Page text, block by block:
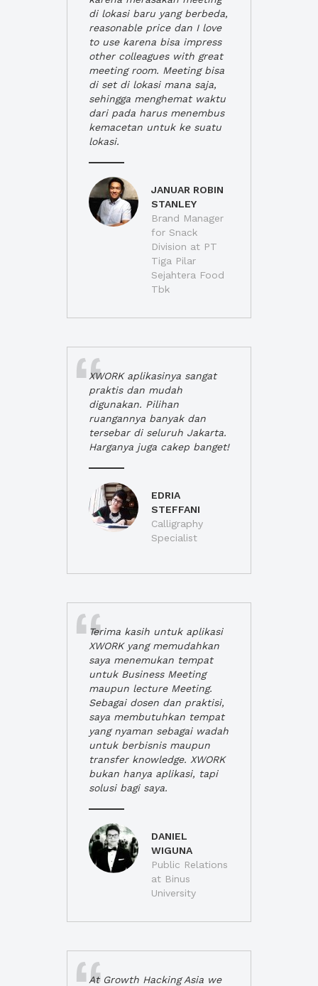
di lokasi baru yang berbeda,
reasonable price dan I love
to use karena bisa impress
other colleagues with great
meeting room. Meeting bisa
di set di lokasi mana saja,
sehingga menghemat waktu
dari pada harus menembus
kemacetan untuk ke suatu
lokasi.
JANUAR ROBIN
STANLEY
Brand Manager
for Snack
Division at PT
Tiga Pilar
Sejahtera Food
Tbk
XWORK aplikasinya sangat
praktis dan mudah
digunakan. Pilihan
ruangannya banyak dan
tersebar di seluruh Jakarta.
Harganya juga cakep banget!
EDRIA
STEFFANI
Calligraphy
Specialist
Terima kasih untuk aplikasi
XWORK yang memudahkan
saya menemukan tempat
untuk Business Meeting
maupun lecture Meeting.
Sebagai dosen dan praktisi,
saya membutuhkan tempat
yang nyaman sebagai wadah
untuk berbisnis maupun
transfer knowledge. XWORK
bukan hanya aplikasi, tapi
solusi bagi saya.
DANIEL
WIGUNA
Public Relations
at Binus
University
At Growth Hacking Asia we